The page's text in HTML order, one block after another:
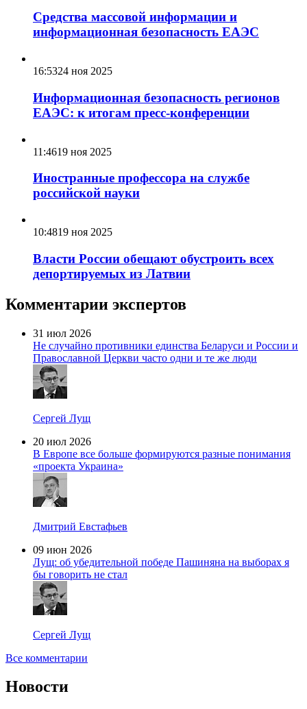
Средства массовой информации и
информационная безопасность ЕАЭС
16:5324 ноя 2025
Информационная безопасность регионов
ЕАЭС: к итогам пресс-конференции
11:4619 ноя 2025
Иностранные профессора на службе
российской науки
10:4819 ноя 2025
Власти России обещают обустроить всех
депортируемых из Латвии
Комментарии экспертов
31 июл 2026
Не случайно противники единства Беларуси и России и
Православной Церкви часто одни и те же люди
Сергей Лущ
20 июл 2026
В Европе все больше формируются разные понимания
«проекта Украина»
Дмитрий Евстафьев
09 июн 2026
Лущ: об убедительной победе Пашиняна на выборах я
бы говорить не стал
Сергей Лущ
Все комментарии
Новости